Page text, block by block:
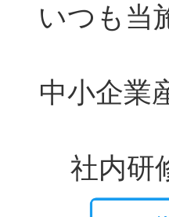
いつも当
中小企業
社内研